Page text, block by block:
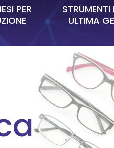
PER
ULTIMA